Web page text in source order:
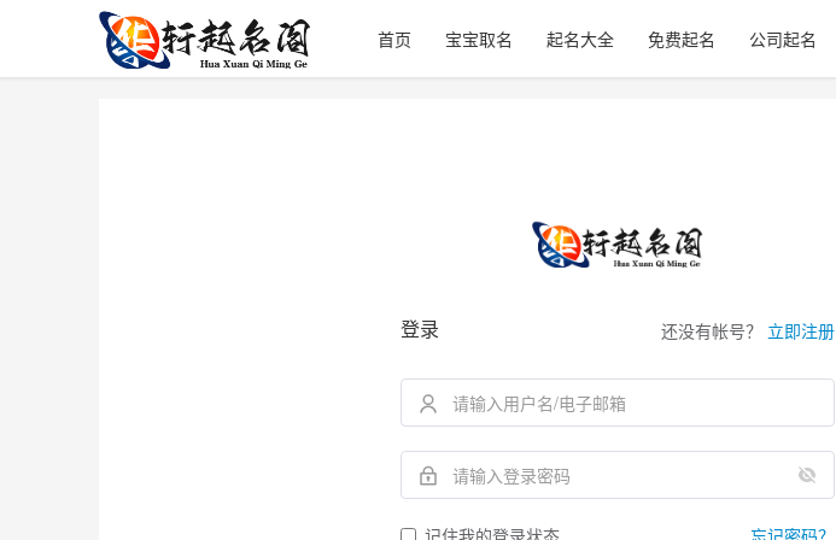
首页 宝宝取名 起名大全 免费起名 公司起名
登录 还没有帐号？ 立即注册
记住我的登录状态 忘记密码？